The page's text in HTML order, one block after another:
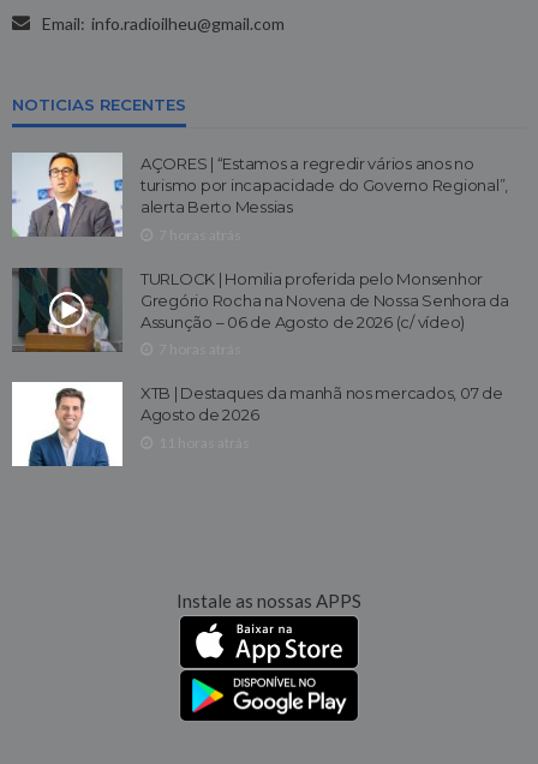
Email: info.radioilheu@gmail.com
NOTICIAS RECENTES
AÇORES | “Estamos a regredir vários anos no
turismo por incapacidade do Governo Regional”,
alerta Berto Messias
TURLOCK | Homilia proferida pelo Monsenhor
Gregório Rocha na Novena de Nossa Senhora da
Assunção – 06 de Agosto de 2026 (c/ vídeo)
XTB | Destaques da manhã nos mercados, 07 de
Agosto de 2026
Instale as nossas APPS